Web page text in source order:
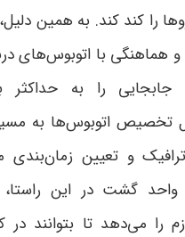
را کند کند. به همین
و هماهنگی با اتوبوس‌های
را به حداکثر
تخصیص اتوبوس‌ها به
و تعیین زمان‌بندی
گشت در این راستا،
را می‌دهد تا بتوانند در